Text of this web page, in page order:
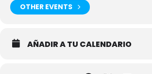
OTHER EVENTS
AÑADIR A TU CALENDARIO